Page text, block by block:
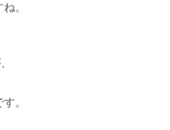
。
。